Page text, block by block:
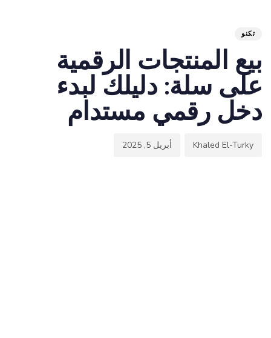
تكنو
بيع المنتجات الرقمية
على سلة: دليلك لبدء
دخل رقمي مستدام
Khaled El-Turky أبريل 5, 2025